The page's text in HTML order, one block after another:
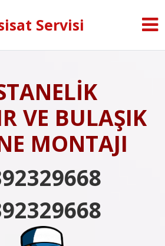
Servisi
VE BULAŞIK
MONTAJI